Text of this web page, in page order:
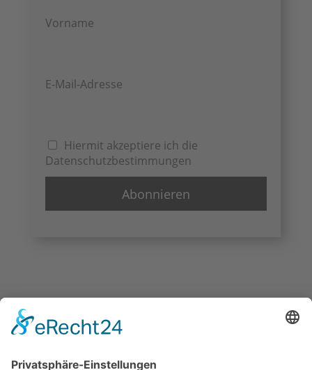
Vorname
E-Mail-Adresse
Hiermit akzeptiere ich die
Datenschutzbestimmungen